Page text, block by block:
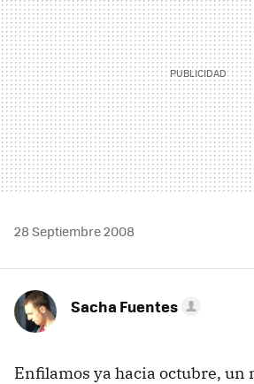
28 Septiembre 2008
Sacha Fuentes
Enfilamos ya hacia octubre, un